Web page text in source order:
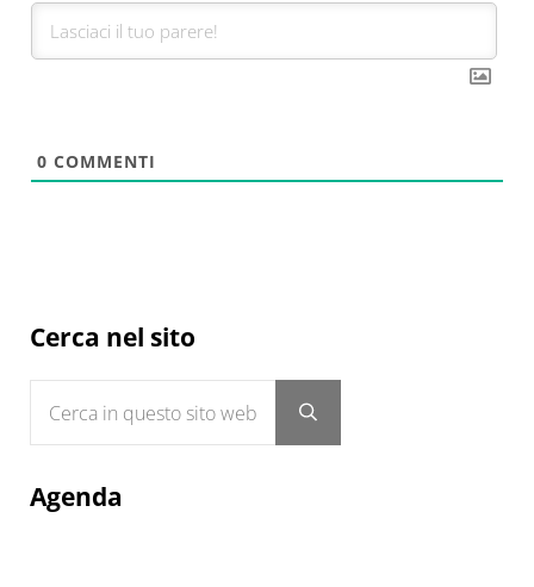
0 COMMENTI
Sidebar
Cerca nel sito
Submit search
Agenda